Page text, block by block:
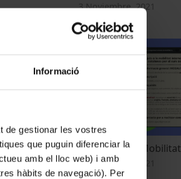
Informació
de gestionar les vostres
que puguin diferenciar la
amb el lloc web) i amb
hàbits de navegació). Per
3 Noviembre, 2021
abans,
Ajuts per a la Mobilitat
2 Noviembre, 2021